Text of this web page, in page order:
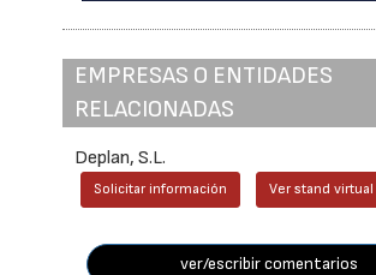
EMPRESAS O ENTIDADES
RELACIONADAS
Deplan, S.L.
Solicitar información Ver stand virtual
ver/escribir comentarios